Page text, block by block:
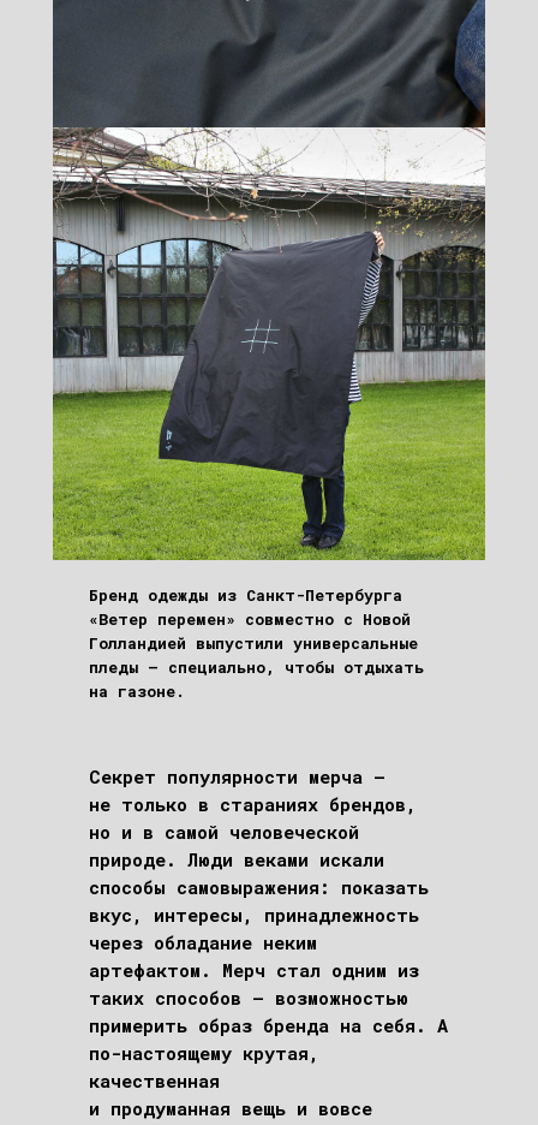
Бренд одежды из Санкт-Петербурга
«Ветер перемен» совместно с Новой
Голландией выпустили универсальные
пледы — специально, чтобы отдыхать
на газоне.
Секрет популярности мерча –
не только в стараниях брендов,
но и в самой человеческой
природе. Люди веками искали
способы самовыражения: показать
вкус, интересы, принадлежность
через обладание неким
артефактом. Мерч стал одним из
таких способов – возможностью
примерить образ бренда на себя. А
по-настоящему крутая,
качественная
и продуманная вещь и вовсе